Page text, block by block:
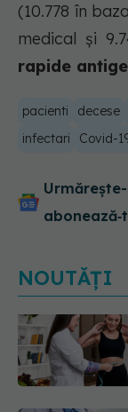
(10.778 în
medical și
rapide
pacienti decese
infectari
Covid-
NOUTĂȚI